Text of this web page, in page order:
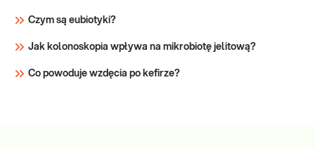
Czym są eubiotyki?
Jak kolonoskopia wpływa na mikrobiotę jelitową?
Co powoduje wzdęcia po kefirze?